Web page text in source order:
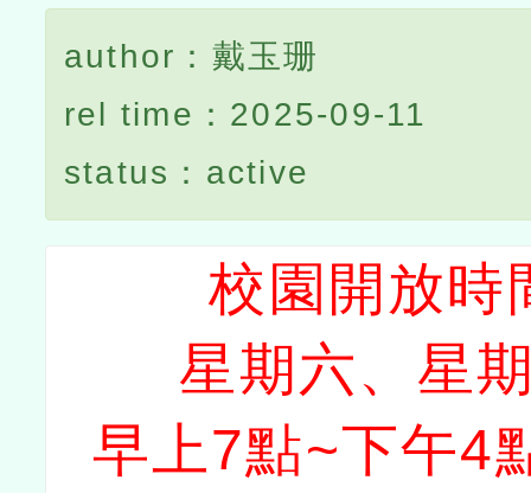
author：戴玉珊
rel time：2025-09-11
status：active
校園開放時
星期六、星
早上7點~下午4